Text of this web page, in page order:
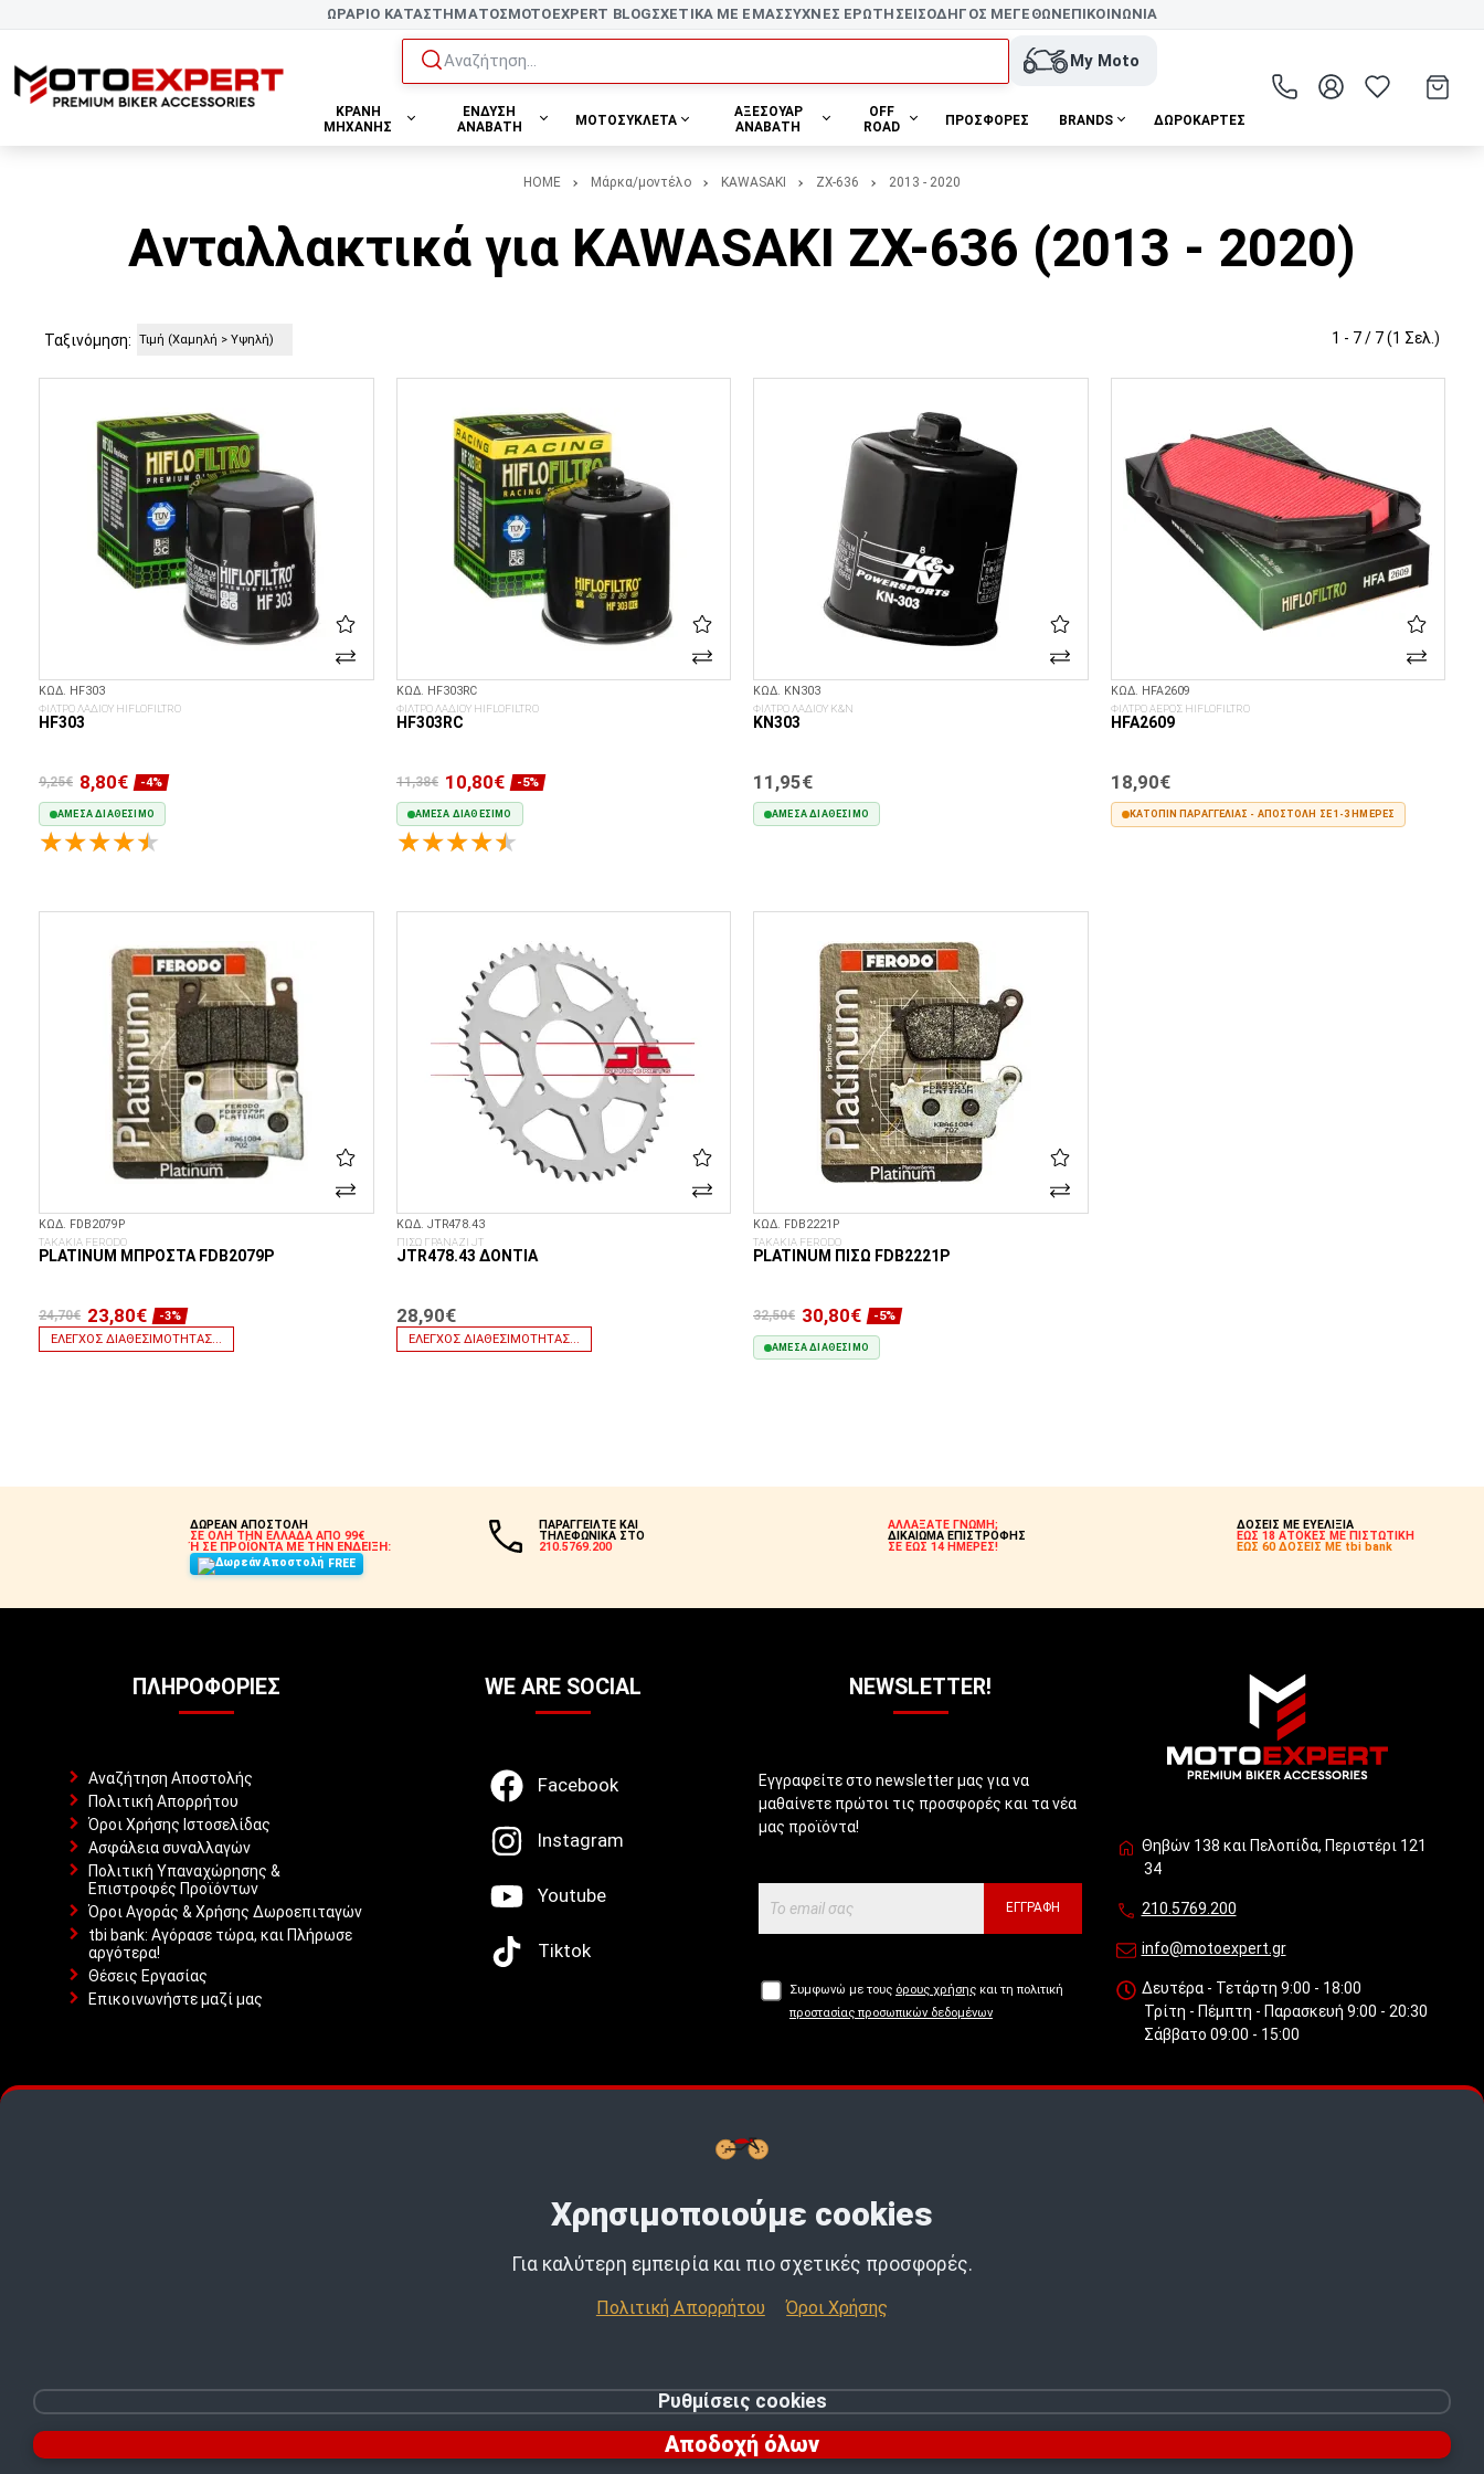
ΩΡΑΡΙΟ ΚΑΤΑΣΤΗΜΑΤΟΣMOTOEXPERT BLOGΣΧΕΤΙΚΑ ΜΕ ΕΜΑΣΣΥΧΝΕΣ ΕΡΩΤΗΣΕΙΣΟΔΗΓΟΣ ΜΕΓΕΘΩΝΕΠΙΚΟΙΝΩΝΙΑ
Αναζήτηση... My Moto
ΚΡΑΝΗ
ΜΗΧΑΝΗΣ
ΕΝΔΥΣΗ
ΑΝΑΒΑΤΗ
ΜΟΤΟΣΥΚΛΕΤΑ
ΑΞΕΣΟΥΑΡ
ΑΝΑΒΑΤΗ
OFF
ROAD
ΠΡΟΣΦΟΡΕΣ BRANDS ΔΩΡΟΚΆΡΤΕΣ
TOP PICKS · TOP PICKS · TOP PICKS ·
HOME Μάρκα/μοντέλο KAWASAKI ZX-636 2013 - 2020
Ανταλλακτικά για KAWASAKI ZX-636 (2013 - 2020)
Ταξινόμηση: 1 - 7 / 7 (1 Σελ.)
ΚΩΔ. HF303
ΦΙΛΤΡΟ ΛΑΔΙΟΥ HIFLOFILTRO
HF303
9,25€ 8,80€ -4%
ΆΜΕΣΑ ΔΙΑΘΈΣΙΜΟ
ΚΩΔ. HF303RC
ΦΙΛΤΡΟ ΛΑΔΙΟΥ HIFLOFILTRO
HF303RC
11,38€ 10,80€ -5%
ΆΜΕΣΑ ΔΙΑΘΈΣΙΜΟ
ΚΩΔ. KN303
ΦΙΛΤΡΟ ΛΑΔΙΟΥ K&N
KN303
11,95€
ΆΜΕΣΑ ΔΙΑΘΈΣΙΜΟ
ΚΩΔ. HFA2609
ΦΙΛΤΡΟ ΑΕΡΟΣ HIFLOFILTRO
HFA2609
18,90€
ΚΑΤΌΠΙΝ ΠΑΡΑΓΓΕΛΊΑΣ - ΑΠΟΣΤΟΛΉ ΣΕ 1-3 ΗΜΈΡΕΣ
ΚΩΔ. FDB2079P
ΤΑΚΑΚΙΑ FERODO
PLATINUM ΜΠΡΟΣΤΆ FDB2079P
24,70€ 23,80€
-3%
ΈΛΕΓΧΟΣ ΔΙΑΘΕΣΙΜΌΤΗΤΑΣ...
ΚΩΔ. JTR478.43
ΠΙΣΩ ΓΡΑΝΑΖΙ JT
JTR478.43 ΔΌΝΤΙΑ
28,90€
ΈΛΕΓΧΟΣ ΔΙΑΘΕΣΙΜΌΤΗΤΑΣ...
ΚΩΔ. FDB2221P
ΤΑΚΑΚΙΑ FERODO
PLATINUM ΠΊΣΩ FDB2221P
32,50€ 30,80€ -5%
ΆΜΕΣΑ ΔΙΑΘΈΣΙΜΟ
ΔΩΡΕΑΝ ΑΠΟΣΤΟΛΗ
ΣΕ ΟΛΗ ΤΗΝ ΕΛΛΑΔΑ ΑΠΟ 99€
Ή ΣΕ ΠΡΟΪΟΝΤΑ ΜΕ ΤΗΝ ΕΝΔΕΙΞΗ:
FREE
ΠΑΡΑΓΓΕΙΛΤΕ ΚΑΙ
ΤΗΛΕΦΩΝΙΚΑ ΣΤΟ
210.5769.200
ΑΛΛΑΞΑΤΕ ΓΝΩΜΗ;
ΔΙΚΑΙΩΜΑ ΕΠΙΣΤΡΟΦΗΣ
ΣΕ ΕΩΣ 14 ΗΜΕΡΕΣ!
ΔΟΣΕΙΣ ΜΕ ΕΥΕΛΙΞΙΑ
ΕΩΣ 18 ΑΤΟΚΕΣ ΜΕ ΠΙΣΤΩΤΙΚΗ
ΕΩΣ 60 ΔΟΣΕΙΣ ΜΕ tbi bank
ΠΛΗΡΟΦΟΡΊΕΣ
Αναζήτηση Αποστολής
Πολιτική Απορρήτου
Όροι Χρήσης Ιστοσελίδας
Ασφάλεια συναλλαγών
Πολιτική Υπαναχώρησης &
Επιστροφές Προϊόντων
Όροι Αγοράς & Χρήσης Δωροεπιταγών
tbi bank: Αγόρασε τώρα, και Πλήρωσε
αργότερα!
Θέσεις Εργασίας
Επικοινωνήστε μαζί μας
WE ARE SOCIAL
Facebook
Instagram
Youtube
Tiktok
NEWSLETTER!
Εγγραφείτε στο newsletter μας για να
μαθαίνετε πρώτοι τις προσφορές και τα νέα
μας προϊόντα!
ΕΓΓΡΑΦΉ
Συμφωνώ με τους όρους χρήσης και τη πολιτική
προστασίας προσωπικών δεδομένων
Θηβών 138 και Πελοπίδα, Περιστέρι 121
34
210.5769.200
info@motoexpert.gr
Δευτέρα - Τετάρτη 9:00 - 18:00
Τρίτη - Πέμπτη - Παρασκευή 9:00 - 20:30
Σάββατο 09:00 - 15:00
Buy now, Pay later με
© 2026 MotoExpert | All rights reserved.
Χρησιμοποιούμε cookies
Για καλύτερη εμπειρία και πιο σχετικές προσφορές.
Πολιτική Απορρήτου Όροι Χρήσης
Ρυθμίσεις cookies
Αποδοχή όλων